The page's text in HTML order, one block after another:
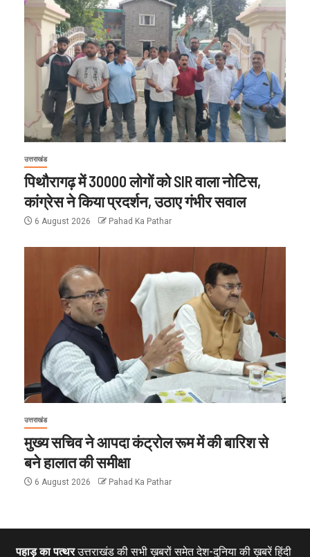
उत्तराखंड
पिथौरागढ़ में 30000 लोगों को SIR वाला नोटिस,
कांग्रेस ने किया प्रदर्शन, उठाए गंभीर सवाल
6 August 2026 Pahad Ka Pathar
उत्तराखंड
मुख्य सचिव ने आपदा कंट्रोल रूम में की बारिश से
बने हालात की समीक्षा
6 August 2026 Pahad Ka Pathar
पहाड़ का पत्थरउत्तराखंड की सभी ख़बरों समेत देश-दुनिया की ख़बरें हिंदी